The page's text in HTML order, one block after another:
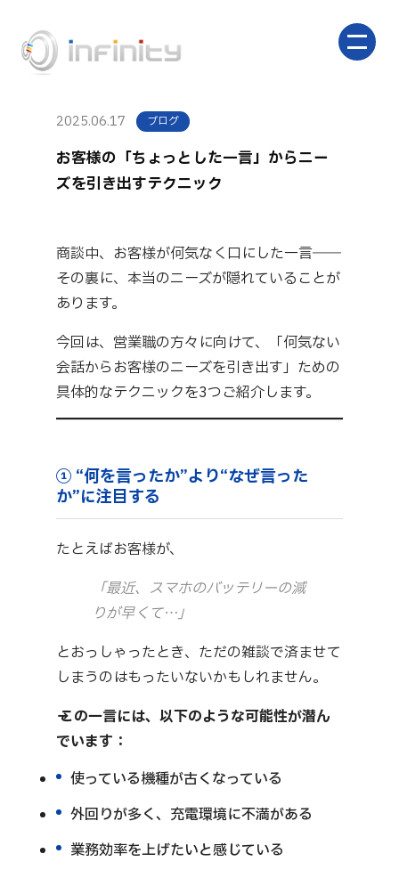
2025.06.17 ブログ
お客様の「ちょっとした一言」からニー
ズを引き出すテクニック
商談中、お客様が何気なく口にした一言――
その裏に、本当のニーズが隠れていることが
あります。
今回は、営業職の方々に向けて、「何気ない
会話からお客様のニーズを引き出す」ための
具体的なテクニックを3つご紹介します。
① “何を言ったか”より“なぜ言った
か”に注目する
たとえばお客様が、
「最近、スマホのバッテリーの減
りが早くて…」
とおっしゃったとき、ただの雑談で済ませて
しまうのはもったいないかもしれません。
→ この一言には、以下のような可能性が潜ん
でいます：
使っている機種が古くなっている
外回りが多く、充電環境に不満がある
業務効率を上げたいと感じている